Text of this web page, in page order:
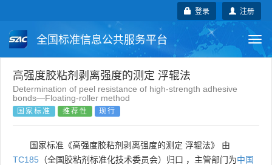
注册
登录
全国标准信息公共服务平台
国家标准 行业标准
团体标准 企业标准
高强度胶粘剂剥离强度的测定 浮辊法
Determination of peel resistance of high-strength adhesive
bonds—Floating-roller method
国家标准 推荐性 现行
国家标准《高强度胶粘剂剥离强度的测定 浮辊法》 由
TC185 （全国胶粘剂标准化技术委员会）归口 ，主管部门为中国